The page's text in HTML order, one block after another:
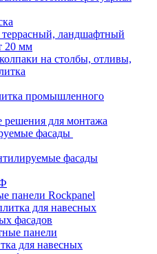
ландшафтный
20 мм
на столбы, отливы,
промышленного
решения для монтажа
фасады
фасады
панели Rockpanel
для навесных
фасадов
панели
для навесных